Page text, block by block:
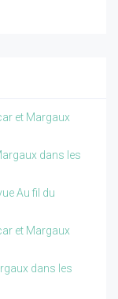
et Margaux
dans les
Au fil du
et Margaux
dans les